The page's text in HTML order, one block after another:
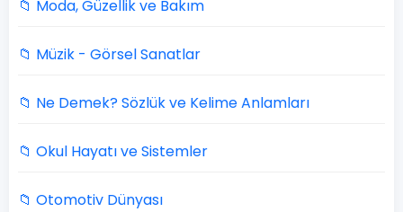
📁 Moda, Güzellik ve Bakım
📁 Müzik - Görsel Sanatlar
📁 Ne Demek? Sözlük ve Kelime Anlamları
📁 Okul Hayatı ve Sistemler
📁 Otomotiv Dünyası